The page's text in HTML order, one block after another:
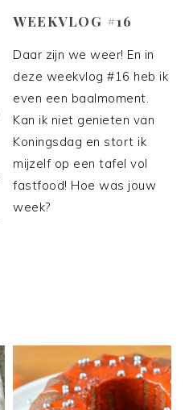
WEEKVLOG #16
Daar zijn we weer! En in
deze weekvlog #16 heb ik
even een baalmoment.
Kan ik niet genieten van
Koningsdag en stort ik
mijzelf op een tafel vol
fastfood! Hoe was jouw
week?